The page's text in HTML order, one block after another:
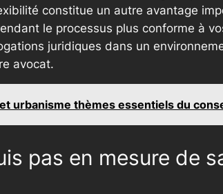
constitue un autre avantage
le processus plus conforme à
juridiques dans un
avocat.
urbanisme thèmes essentiels du
pas en mesure de